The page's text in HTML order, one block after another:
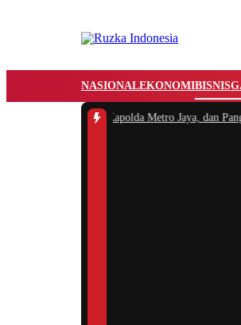
NASIONALEKONOMIBISNIS
Dankorbrimob, Kapolda Metro Jaya, dan